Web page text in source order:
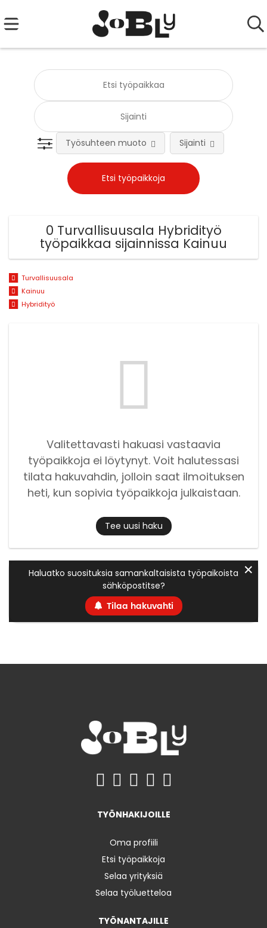
Työsuhteen muoto Sijainti
0 Turvallisuusala Hybridityö
työpaikkaa sijainnissa Kainuu
Turvallisuusala
Kainuu
Hybridityö
Valitettavasti hakuasi vastaavia
työpaikkoja ei löytynyt. Voit halutessasi
tilata hakuvahdin, jolloin saat ilmoituksen
heti, kun sopivia työpaikkoja julkaistaan.
Tee uusi haku
Haluatko suosituksia samankaltaisista työpaikoista
sähköpostitse?
Tilaa hakuvahti
✕
TYÖNHAKIJOILLE
Oma profiili
Etsi työpaikkoja
Selaa yrityksiä
Selaa työluetteloa
TYÖNANTAJILLE